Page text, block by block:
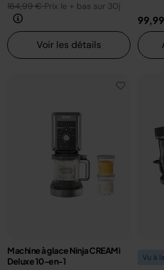
164,99 €Prix le + bas sur 30j
Voir les détails
Machine à glace Ninja CREAMi
Deluxe 10-en-1
Vu à